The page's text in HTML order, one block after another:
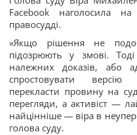
Facebook наголосила на
правосудді.
«Якщо рішення не
підозрюють у змові.
належних доказів, або
спростовувати
перекласти провину на
перегляди, а активіст —
найцінніше — віра в
голова суду.